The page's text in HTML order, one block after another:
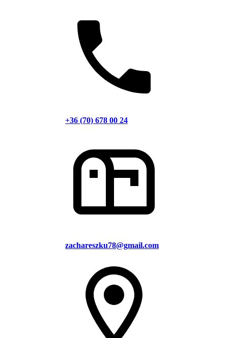
+36 (70) 678 00 24
zachareszku78@gmail.com